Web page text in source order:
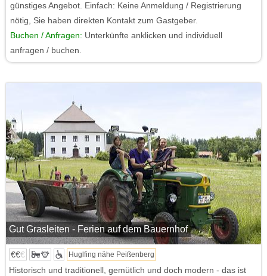
günstiges Angebot. Einfach: Keine Anmeldung / Registrierung
nötig, Sie haben direkten Kontakt zum Gastgeber.
Buchen / Anfragen: Unterkünfte anklicken und individuell
anfragen / buchen.
Gut Grasleiten - Ferien auf dem Bauernhof
€€€ Huglfing nähe Peißenberg
Historisch und traditionell, gemütlich und doch modern - das ist